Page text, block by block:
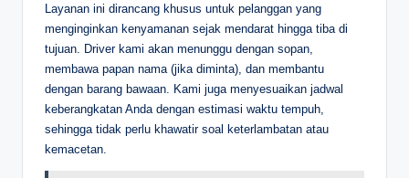
Layanan ini dirancang khusus untuk pelanggan yang
menginginkan kenyamanan sejak mendarat hingga tiba di
tujuan. Driver kami akan menunggu dengan sopan,
membawa papan nama (jika diminta), dan membantu
dengan barang bawaan. Kami juga menyesuaikan jadwal
keberangkatan Anda dengan estimasi waktu tempuh,
sehingga tidak perlu khawatir soal keterlambatan atau
kemacetan.